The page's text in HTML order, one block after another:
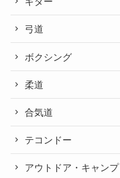
弓道
ボクシング
柔道
合気道
テコンドー
アウトドア・キャンプ